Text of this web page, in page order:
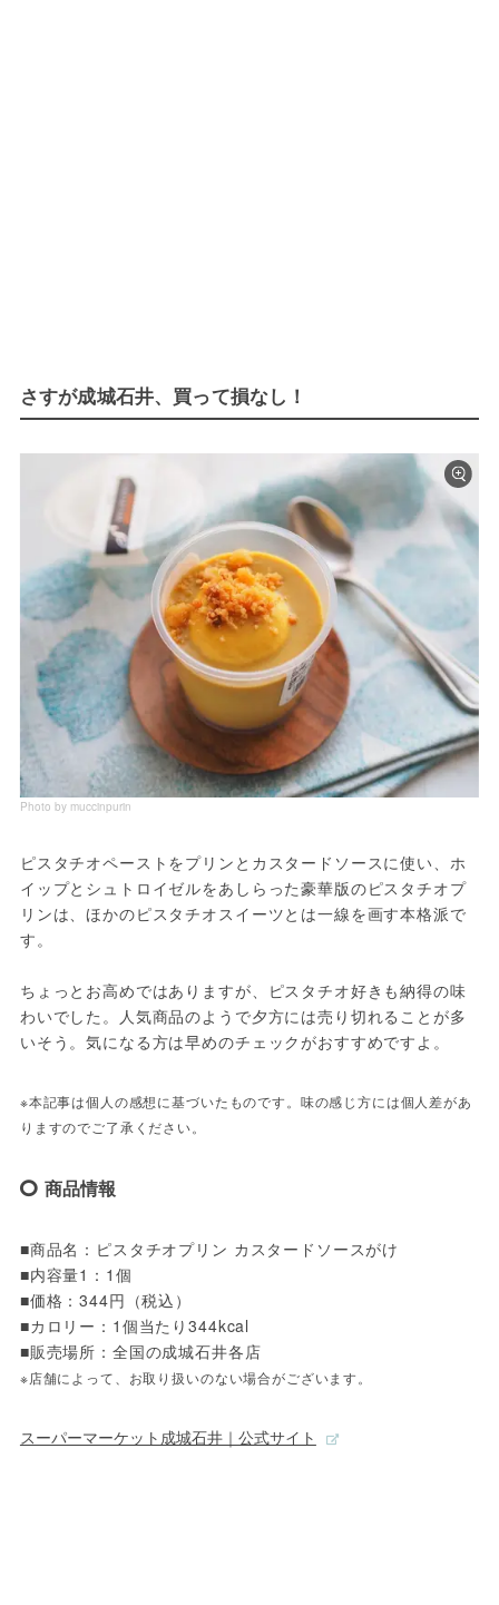
さすが成城石井、買って損なし！
Photo by muccinpurin
ピスタチオペーストをプリンとカスタードソースに使い、ホ
イップとシュトロイゼルをあしらった豪華版のピスタチオプ
リンは、ほかのピスタチオスイーツとは一線を画す本格派で
す。
ちょっとお高めではありますが、ピスタチオ好きも納得の味
わいでした。人気商品のようで夕方には売り切れることが多
いそう。気になる方は早めのチェックがおすすめですよ。
※本記事は個人の感想に基づいたものです。味の感じ方には個人差があ
りますのでご了承ください。
商品情報
■商品名：ピスタチオプリン カスタードソースがけ
■内容量1：1個
■価格：344円（税込）
■カロリー：1個当たり344kcal
■販売場所：全国の成城石井各店
※店舗によって、お取り扱いのない場合がございます。
スーパーマーケット成城石井｜公式サイト